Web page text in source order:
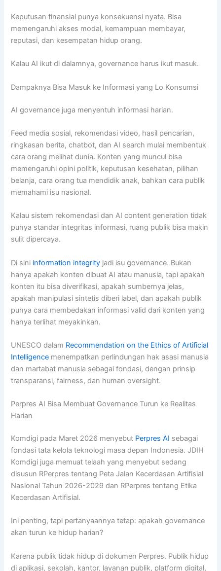
Keputusan finansial punya konsekuensi nyata. Bisa
memengaruhi akses modal, kemampuan membayar,
reputasi, dan kesempatan hidup orang.
Kalau AI ikut di dalamnya, governance harus ikut masuk.
Dampaknya Bisa Masuk ke Informasi yang Lo Konsumsi
AI governance juga menyentuh informasi harian.
Feed media sosial, rekomendasi video, hasil pencarian,
ringkasan berita, chatbot, dan AI search mulai membentuk
cara orang melihat dunia. Konten yang muncul bisa
memengaruhi opini politik, keputusan kesehatan, pilihan
belanja, cara orang tua mendidik anak, bahkan cara publik
memahami isu nasional.
Kalau sistem rekomendasi dan AI content generation tidak
punya standar integritas informasi, ruang publik bisa makin
sulit dipercaya.
Di sini information integrity jadi isu governance. Bukan
hanya apakah konten dibuat AI atau manusia, tapi apakah
konten itu bisa diverifikasi, apakah sumbernya jelas,
apakah manipulasi sintetis diberi label, dan apakah publik
punya cara membedakan informasi valid dari konten yang
hanya terlihat meyakinkan.
UNESCO dalam Recommendation on the Ethics of Artificial
Intelligence menempatkan perlindungan hak asasi manusia
dan martabat manusia sebagai fondasi, dengan prinsip
transparansi, fairness, dan human oversight.
Perpres AI Bisa Membuat Governance Turun ke Realitas
Harian
Komdigi pada Maret 2026 menyebut Perpres AI sebagai
fondasi tata kelola teknologi masa depan Indonesia. JDIH
Komdigi juga memuat telaah yang menyebut sedang
disusun RPerpres tentang Peta Jalan Kecerdasan Artifisial
Nasional Tahun 2026-2029 dan RPerpres tentang Etika
Kecerdasan Artifisial.
Ini penting, tapi pertanyaannya tetap: apakah governance
akan turun ke hidup harian?
Karena publik tidak hidup di dokumen Perpres. Publik hidup
di aplikasi, sekolah, kantor, layanan publik, platform digital,